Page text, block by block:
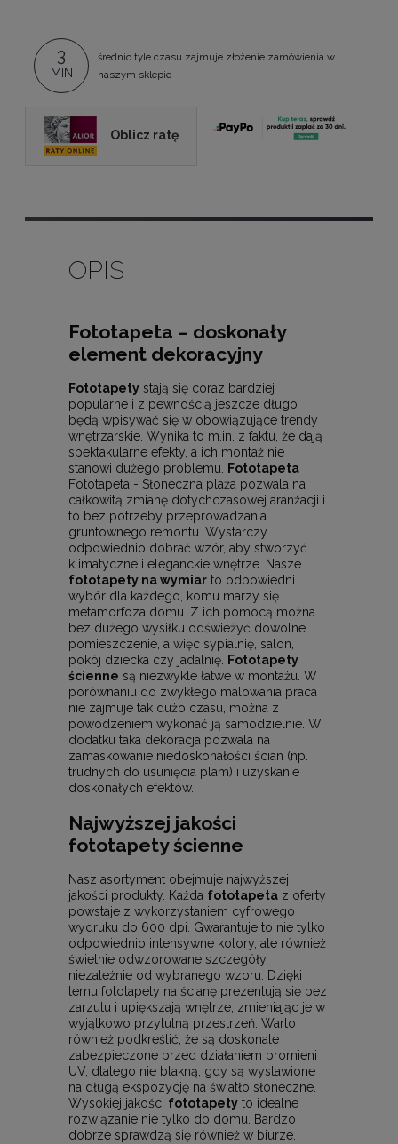
3
MIN
średnio tyle czasu zajmuje złożenie zamówienia w
naszym sklepie
Oblicz ratę
OPIS
Fototapeta – doskonały
element dekoracyjny
Fototapety stają się coraz bardziej
popularne i z pewnością jeszcze długo
będą wpisywać się w obowiązujące trendy
wnętrzarskie. Wynika to m.in. z faktu, że dają
spektakularne efekty, a ich montaż nie
stanowi dużego problemu. Fototapeta
Fototapeta - Słoneczna plaża pozwala na
całkowitą zmianę dotychczasowej aranżacji i
to bez potrzeby przeprowadzania
gruntownego remontu. Wystarczy
odpowiednio dobrać wzór, aby stworzyć
klimatyczne i eleganckie wnętrze. Nasze
fototapety na wymiar to odpowiedni
wybór dla każdego, komu marzy się
metamorfoza domu. Z ich pomocą można
bez dużego wysiłku odświeżyć dowolne
pomieszczenie, a więc sypialnię, salon,
pokój dziecka czy jadalnię. Fototapety
ścienne są niezwykle łatwe w montażu. W
porównaniu do zwykłego malowania praca
nie zajmuje tak dużo czasu, można z
powodzeniem wykonać ją samodzielnie. W
dodatku taka dekoracja pozwala na
zamaskowanie niedoskonałości ścian (np.
trudnych do usunięcia plam) i uzyskanie
doskonałych efektów.
Najwyższej jakości
fototapety ścienne
Nasz asortyment obejmuje najwyższej
jakości produkty. Każda fototapeta z oferty
powstaje z wykorzystaniem cyfrowego
wydruku do 600 dpi. Gwarantuje to nie tylko
odpowiednio intensywne kolory, ale również
świetnie odwzorowane szczegóły,
niezależnie od wybranego wzoru. Dzięki
temu fototapety na ścianę prezentują się bez
zarzutu i upiększają wnętrze, zmieniając je w
wyjątkowo przytulną przestrzeń. Warto
również podkreślić, że są doskonale
zabezpieczone przed działaniem promieni
UV, dlatego nie blakną, gdy są wystawione
na długą ekspozycję na światło słoneczne.
Wysokiej jakości fototapety to idealne
rozwiązanie nie tylko do domu. Bardzo
dobrze sprawdzą się również w biurze.